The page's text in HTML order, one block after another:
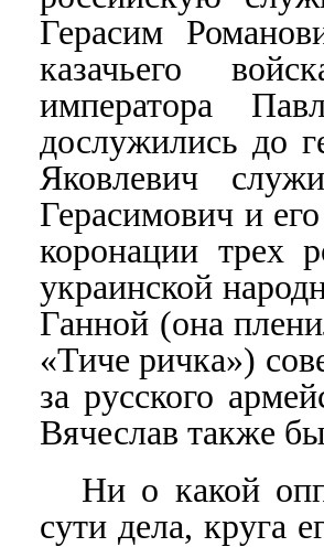
Герасим
казачьего
императора
дослужились до
Яковлевич
Герасимович и
коронации трех
украинской
Ганной (она
«Тиче ричка»)
за русского
Вячеслав также
Ни о какой
сути дела, круга